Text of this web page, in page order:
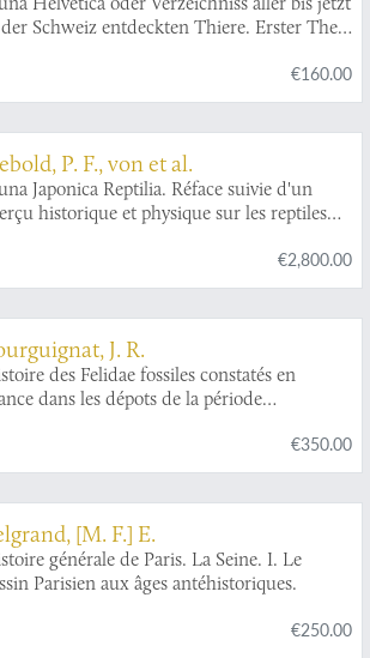
Schweiz entdeckten Thiere. Erster Theil.
€160.00
P. F., von et al.
Japonica Reptilia. Réface suivie d'un
historique et physique sur les reptiles
d'oeil sur la faune des iles de la sonde et
l'empire du Japon. Discours préliminaire
mammifères qui habitent le Japon et les iles
en dépendent.
€2,800.00
J. R.
des Felidae fossiles constatés en
dans les dépots de la période
€350.00
[M. F.] E.
générale de Paris. La Seine. I. Le
Parisien aux âges antéhistoriques.
€250.00